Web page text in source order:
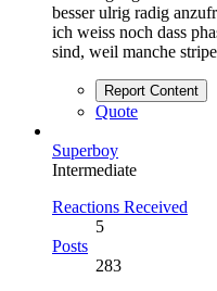
besser ulrig radig
ich weiss noch dass
sind, weil manche
Report Content
Quote
Superboy
Intermediate
Reactions Received
5
Posts
283